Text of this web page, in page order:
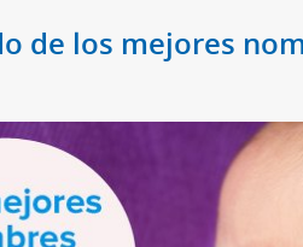
de los mejores